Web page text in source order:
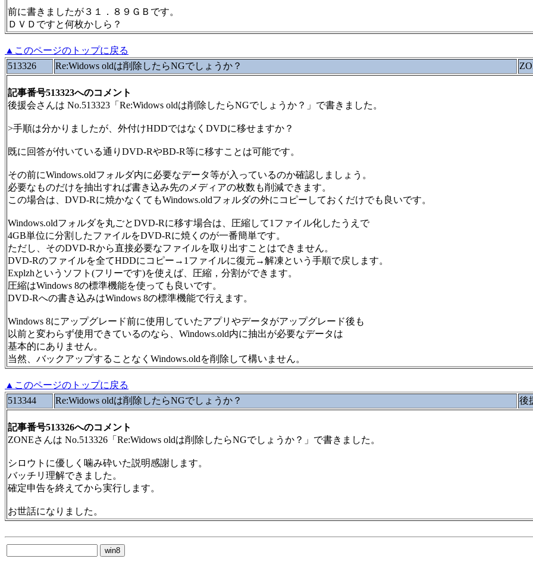
前に書きましたが３１．８９ＧＢです。
ＤＶＤですと何枚かしら？
▲このページのトップに戻る
513326
Re:Widows oldは削除したらNGでしょうか？
記事番号513323へのコメント
後援会さんは No.513323「Re:Widows oldは削除したらNGでしょうか？」で書きました。
>手順は分かりましたが、外付けHDDではなくDVDに移せますか？
既に回答が付いている通りDVD-RやBD-R等に移すことは可能です。
その前にWindows.oldフォルダ内に必要なデータ等が入っているのか確認しましょう。
必要なものだけを抽出すれば書き込み先のメディアの枚数も削減できます。
この場合は、DVD-Rに焼かなくてもWindows.oldフォルダの外にコピーしておくだけでも良いです。
Windows.oldフォルダを丸ごとDVD-Rに移す場合は、圧縮して1ファイル化したうえで
4GB単位に分割したファイルをDVD-Rに焼くのが一番簡単です。
ただし、そのDVD-Rから直接必要なファイルを取り出すことはできません。
DVD-Rのファイルを全てHDDにコピー→1ファイルに復元→解凍という手順で戻します。
Explzhというソフト(フリーです)を使えば、圧縮，分割ができます。
圧縮はWindows 8の標準機能を使っても良いです。
DVD-Rへの書き込みはWindows 8の標準機能で行えます。
Windows 8にアップグレード前に使用していたアプリやデータがアップグレード後も
以前と変わらず使用できているのなら、Windows.old内に抽出が必要なデータは
基本的にありません。
当然、バックアップすることなくWindows.oldを削除して構いません。
▲このページのトップに戻る
513344
Re:Widows oldは削除したらNGでしょうか？ 後
記事番号513326へのコメント
ZONEさんは No.513326「Re:Widows oldは削除したらNGでしょうか？」で書きました。
シロウトに優しく噛み砕いた説明感謝します。
バッチリ理解できました。
確定申告を終えてから実行します。
お世話になりました。